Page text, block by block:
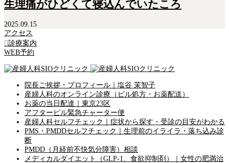
生理痛がひどくて寝込んでいたころ
2025.09.15
アクセス
診療案内
WEB予約
院長ご挨拶・プロフィール｜塩谷 茉智子
産婦人科のオンライン診療（ピル処方・お薬配送）
お薬の当日配達｜東京23区
アフターピル緊急チャーター便
産婦人科セルフチェック｜症状から探す・受診の目安がわかる
PMS・PMDDセルフチェック｜生理前のイライラ・落ち込み診
断
PMDD（月経前不快気分障害）相談
メディカルダイエット（GLP-1、食欲抑制剤）｜女性の肥満治